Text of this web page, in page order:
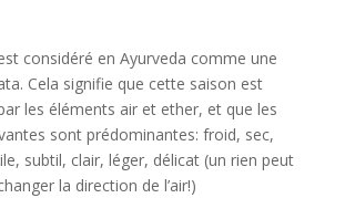
considéré en Ayurveda comme une
Cela signifie que cette saison est
les éléments air et ether, et que les
sont prédominantes: froid, sec,
subtil, clair, léger, délicat (un rien peut
la direction de l’air!)